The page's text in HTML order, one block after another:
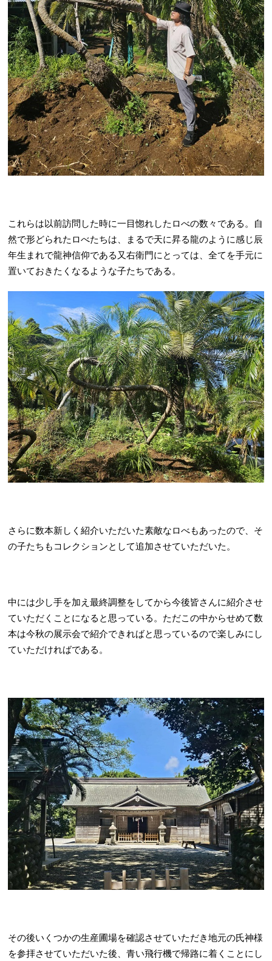
これらは以前訪問した時に一目惚れしたロべの数々である。自
然で形どられたロべたちは、まるで天に昇る龍のように感じ辰
年生まれで龍神信仰である又右衛門にとっては、全てを手元に
置いておきたくなるような子たちである。
さらに数本新しく紹介いただいた素敵なロべもあったので、そ
の子たちもコレクションとして追加させていただいた。
中には少し手を加え最終調整をしてから今後皆さんに紹介させ
ていただくことになると思っている。ただこの中からせめて数
本は今秋の展示会で紹介できればと思っているので楽しみにし
ていただければである。
その後いくつかの生産圃場を確認させていただき地元の氏神様
を参拝させていただいた後、青い飛行機で帰路に着くことにし